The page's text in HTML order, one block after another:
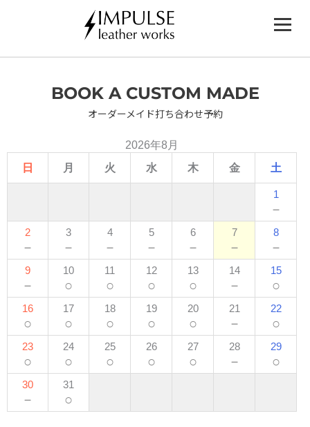
BOOK A CUSTOM MADE
オーダーメイド打ち合わせ予約
2026年8月
日
月 火 水 木 金 土
1
－
2
－
3
－
4
－
5
－
6
－
7
－
8
－
9
－
10
○
11
○
12
○
13
○
14
－
15
○
16
○
17
○
18
○
19
○
20
○
21
－
22
○
23
○
24
○
25
○
26
○
27
○
28
－
29
○
30
－
31
○